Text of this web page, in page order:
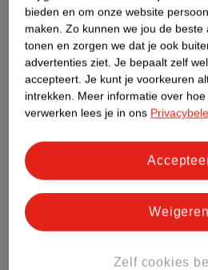
Etiketinformatie
Nature Impact Score
Rood (-) =
gemiddelden.
Nature Impact Score: 62%
Gemiddelde voor Producten voor
bieden en om onze website
maken. Zo kunnen we jou de beste
tonen en zorgen we dat je ook
advertenties ziet. Je bepaalt zelf
accepteert. Je kunt je voorkeuren
intrekken. Meer informatie over
verwerken lees je in ons
Zelf cookies
Weigeren